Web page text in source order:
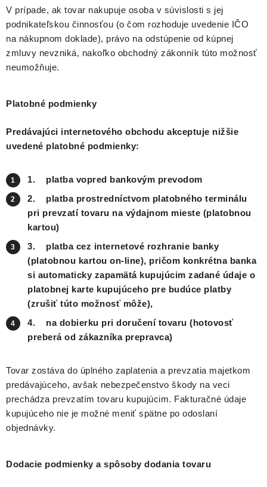
V prípade, ak tovar nakupuje osoba v súvislosti s jej
podnikateľskou činnosťou (o čom rozhoduje uvedenie IČO
na nákupnom doklade), právo na odstúpenie od kúpnej
zmluvy nevzniká, nakoľko obchodný zákonník túto možnosť
neumožňuje.
Platobné podmienky
Predávajúci internetového obchodu akceptuje nižšie
uvedené platobné podmienky:
1. platba vopred bankovým prevodom
2. platba prostredníctvom platobného terminálu
pri prevzatí tovaru na výdajnom mieste (platobnou
kartou)
3. platba cez internetové rozhranie banky
(platobnou kartou on-line), pričom konkrétna banka
si automaticky zapamätá kupujúcim zadané údaje o
platobnej karte kupujúceho pre budúce platby
(zrušiť túto možnosť môže),
4. na dobierku pri doručení tovaru (hotovosť
preberá od zákazníka prepravca)
Tovar zostáva do úplného zaplatenia a prevzatia majetkom
predávajúceho, avšak nebezpečenstvo škody na veci
prechádza prevzatím tovaru kupujúcim. Fakturačné údaje
kupujúceho nie je možné meniť spätne po odoslaní
objednávky.
Dodacie podmienky a spôsoby dodania tovaru